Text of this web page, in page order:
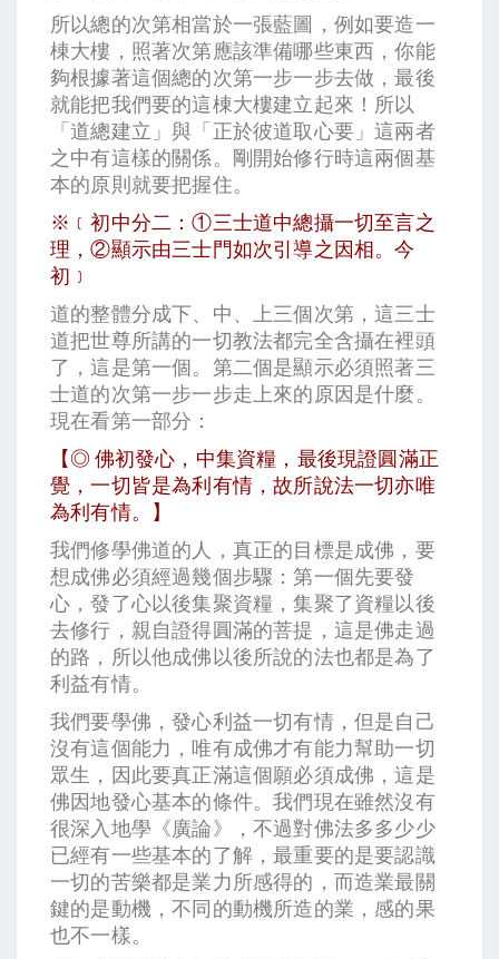
所以總的次第相當於一張藍圖，例如要造一
棟大樓，照著次第應該準備哪些東西，你能
夠根據著這個總的次第一步一步去做，最後
就能把我們要的這棟大樓建立起來！所以
「道總建立」與「正於彼道取心要」這兩者
之中有這樣的關係。剛開始修行時這兩個基
本的原則就要把握住。
※﹝初中分二：①三士道中總攝一切至言之
理，②顯示由三士門如次引導之因相。今
初﹞
道的整體分成下、中、上三個次第，這三士
道把世尊所講的一切教法都完全含攝在裡頭
了，這是第一個。第二個是顯示必須照著三
士道的次第一步一步走上來的原因是什麼。
現在看第一部分：
【◎ 佛初發心，中集資糧，最後現證圓滿正
覺，一切皆是為利有情，故所說法一切亦唯
為利有情。】
我們修學佛道的人，真正的目標是成佛，要
想成佛必須經過幾個步驟：第一個先要發
心，發了心以後集聚資糧，集聚了資糧以後
去修行，親自證得圓滿的菩提，這是佛走過
的路，所以他成佛以後所說的法也都是為了
利益有情。
我們要學佛，發心利益一切有情，但是自己
沒有這個能力，唯有成佛才有能力幫助一切
眾生，因此要真正滿這個願必須成佛，這是
佛因地發心基本的條件。我們現在雖然沒有
很深入地學《廣論》，不過對佛法多多少少
已經有一些基本的了解，最重要的是要認識
一切的苦樂都是業力所感得的，而造業最關
鍵的是動機，不同的動機所造的業，感的果
也不一樣。